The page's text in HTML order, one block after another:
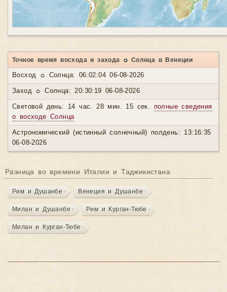
Точное время восхода и захода ☼ Солнца в Венеции
Восход ☼ Солнца: 06:02:04 06-08-2026
Заход ☼ Солнца: 20:30:19 06-08-2026
Световой день: 14 час. 28 мин. 15 сек. полные сведения
о восходе Солнца
Астрономический (истинный солнечный) полдень: 13:16:35
06-08-2026
Разница во времени Италии и Таджикистана
Рим и Душанбе Венеция и Душанбе
Милан и Душанбе Рим и Курган-Тюбе
Милан и Курган-Тюбе